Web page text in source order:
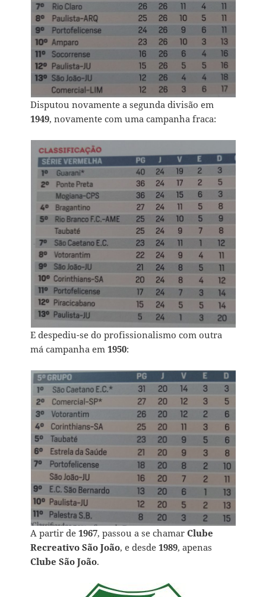
Disputou novamente a segunda divisão em
1949, novamente com uma campanha fraca:
E despediu-se do profissionalismo com outra
má campanha em1950:
A partir de1967, passou a se chamarClube
Recreativo São João, e desde1989, apenas
Clube São João.